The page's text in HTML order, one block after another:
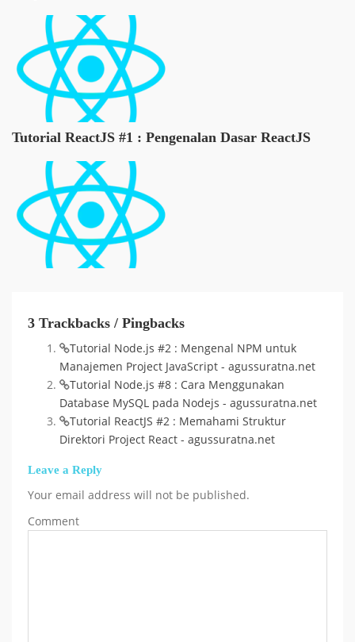
Tutorial ReactJS #1 : Pengenalan Dasar ReactJS
3 Trackbacks / Pingbacks
Tutorial Node.js #2 : Mengenal NPM untuk
Manajemen Project JavaScript - agussuratna.net
Tutorial Node.js #8 : Cara Menggunakan
Database MySQL pada Nodejs - agussuratna.net
Tutorial ReactJS #2 : Memahami Struktur
Direktori Project React - agussuratna.net
Leave a Reply
Your email address will not be published.
Comment